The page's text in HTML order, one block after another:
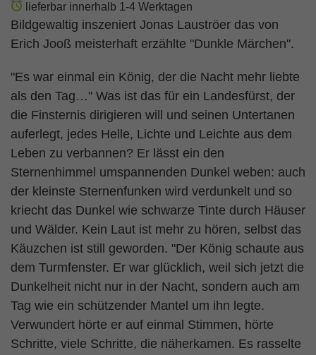
lieferbar innerhalb 1-4 Werktagen
Bildgewaltig inszeniert Jonas Lauströer das von
Erich Jooß meisterhaft erzählte "Dunkle Märchen".
"Es war einmal ein König, der die Nacht mehr liebte
als den Tag…" Was ist das für ein Landesfürst, der
die Finsternis dirigieren will und seinen Untertanen
auferlegt, jedes Helle, Lichte und Leichte aus dem
Leben zu verbannen? Er lässt ein den
Sternenhimmel umspannenden Dunkel weben: auch
der kleinste Sternenfunken wird verdunkelt und so
kriecht das Dunkel wie schwarze Tinte durch Häuser
und Wälder. Kein Laut ist mehr zu hören, selbst das
Käuzchen ist still geworden. "Der König schaute aus
dem Turmfenster. Er war glücklich, weil sich jetzt die
Dunkelheit nicht nur in der Nacht, sondern auch am
Tag wie ein schützender Mantel um ihn legte.
Verwundert hörte er auf einmal Stimmen, hörte
Schritte, viele Schritte, die näherkamen. Es rasselte